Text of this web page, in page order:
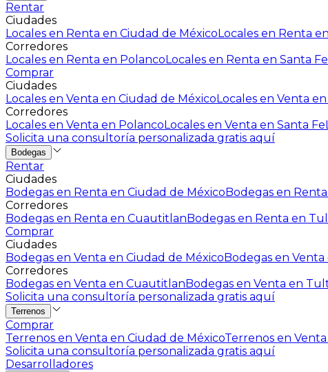
Rentar
Ciudades
Locales en Renta en Ciudad de MéxicoLocales en Renta
Corredores
Locales en Renta en PolancoLocales en Renta en Santa Fe
Comprar
Ciudades
Locales en Venta en Ciudad de MéxicoLocales en Venta en
Corredores
Locales en Venta en PolancoLocales en Venta en Santa Fe
Solicita una consultoría personalizada gratis aquí
Bodegas
Rentar
Ciudades
Bodegas en Renta en Ciudad de MéxicoBodegas en
Corredores
Bodegas en Renta en CuautitlanBodegas en Renta en
Comprar
Ciudades
Bodegas en Venta en Ciudad de MéxicoBodegas en Venta
Corredores
Bodegas en Venta en CuautitlanBodegas en Venta en
Solicita una consultoría personalizada gratis aquí
Terrenos
Comprar
Terrenos en Venta en Ciudad de MéxicoTerrenos en Venta
Solicita una consultoría personalizada gratis aquí
Desarrolladores